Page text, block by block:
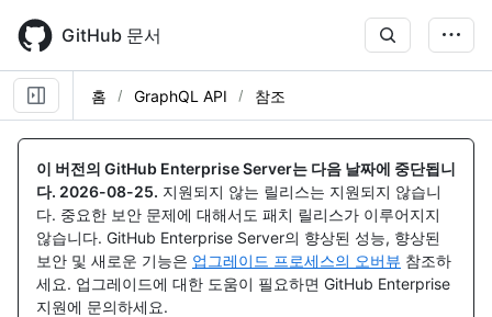
main
content
GitHub 문서
홈 GraphQL API 참조
이 버전의 GitHub Enterprise Server는 다음 날짜에 중단됩니
다. 2026-08-25. 지원되지 않는 릴리스는 지원되지 않습니
다. 중요한 보안 문제에 대해서도 패치 릴리스가 이루어지지
않습니다. GitHub Enterprise Server의 향상된 성능, 향상된
보안 및 새로운 기능은 업그레이드 프로세스의 오버뷰 참조하
세요. 업그레이드에 대한 도움이 필요하면 GitHub Enterprise
지원에 문의하세요.